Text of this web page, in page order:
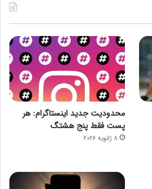
محدودیت جدید اینستاگرام: هر
پست فقط پنج هشتگ
8 ژانویه 2026